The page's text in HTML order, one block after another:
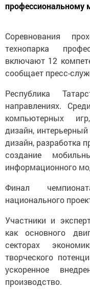
профессиональному
Соревнования
технопарка
включают 12
сообщает пресс-
Республика
направлениях.
компьютерных
дизайн,
дизайн, разработка
создание
информационного
Финал
национального
Участники и
как основного
секторах
творческого
ускоренное
производство.